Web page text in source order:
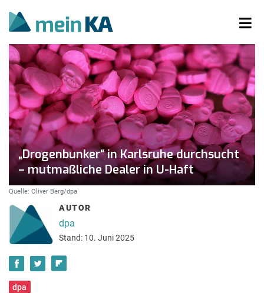
„Drogenbunker“ in Karlsruhe durchsucht
– mutmaßliche Dealer in U-Haft
Quelle: Oliver Berg/dpa
AUTOR
dpa
Stand: 10. Juni 2025
dpa